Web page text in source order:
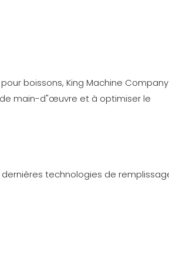
boissons, King Machine
main-d"œuvre et à optimiser le
dernières technologies de